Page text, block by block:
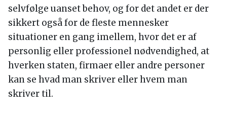
selvfølge uanset behov, og for det andet er der
sikkert også for de fleste mennesker
situationer en gang imellem, hvor det er af
personlig eller professionel nødvendighed, at
hverken staten, firmaer eller andre personer
kan se hvad man skriver eller hvem man
skriver til.